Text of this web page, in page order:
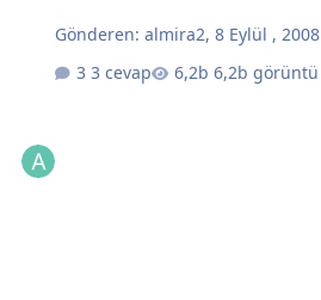
Gönderen:almira2,8 Eylül , 2008
3 cevap
6,2b görüntü